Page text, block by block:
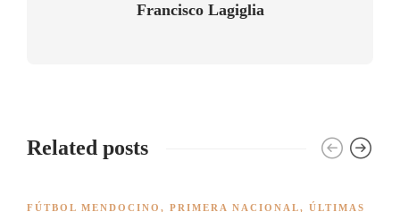
Francisco Lagiglia
Related posts
FÚTBOL MENDOCINO , PRIMERA NACIONAL, ÚLTIMAS